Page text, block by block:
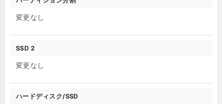
変更なし
SSD 2
変更なし
ハードディスク/SSD